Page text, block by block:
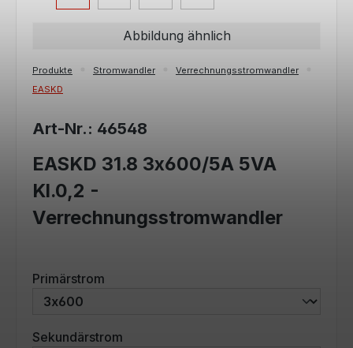
Abbildung ähnlich
Produkte Stromwandler
Verrechnungsstromwandler
EASKD
Art-Nr.: 46548
EASKD 31.8 3x600/5A 5VA
Kl.0,2 -
Verrechnungsstromwandler
Primärstrom
Sekundärstrom